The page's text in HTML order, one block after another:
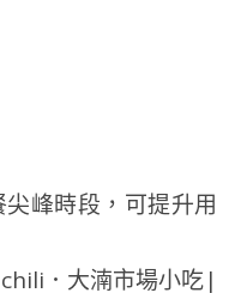
峰時段，可提升用